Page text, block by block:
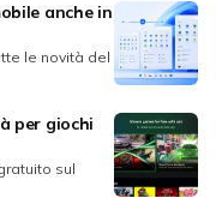
anche in
le novità del
per giochi
sul